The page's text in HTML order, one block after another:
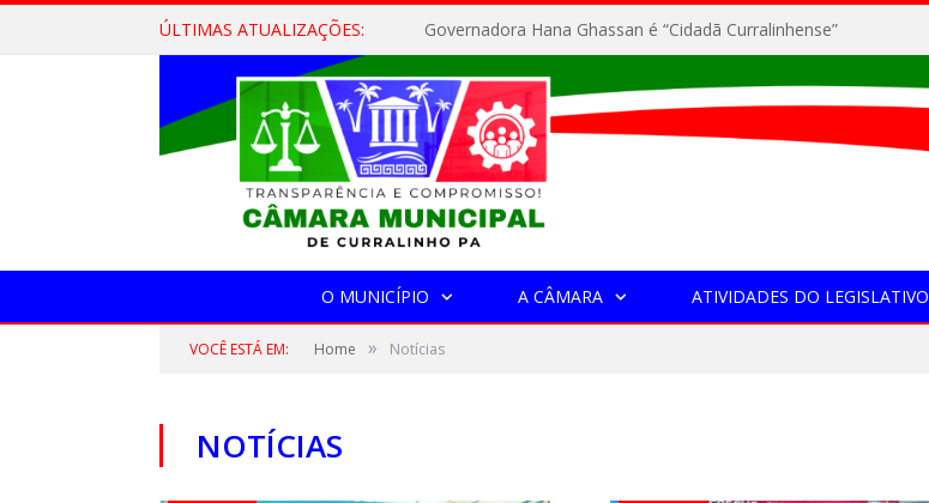
ÚLTIMAS ATUALIZAÇÕES: Governadora Hana Ghassan é “Cidadã Curralinhense”
O MUNICÍPIO A CÂMARA ATIVIDADES DO LEGISLATIVO
VOCÊ ESTÁ EM: Home » Notícias
NOTÍCIAS